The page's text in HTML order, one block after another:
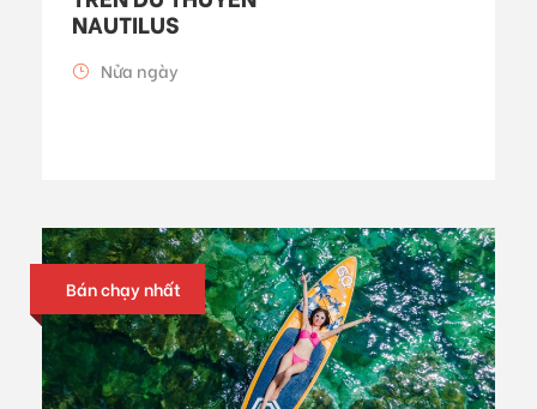
NAUTILUS
Nửa ngày
Bán chạy nhất